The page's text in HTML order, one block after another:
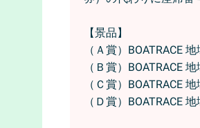
【景品】
（Ａ賞）BOATRACE
（Ｂ賞）BOATRACE
（Ｃ賞）BOATRACE
（Ｄ賞）BOATRACE